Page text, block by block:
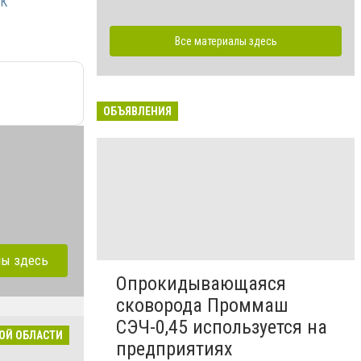
здесь
ОБЛАСТИ
Все материалы здесь
ОБЪЯВЛЕНИЯ
Опрокидывающаяся
сковорода Проммаш
СЭЧ-0,45 используется на
предприятиях